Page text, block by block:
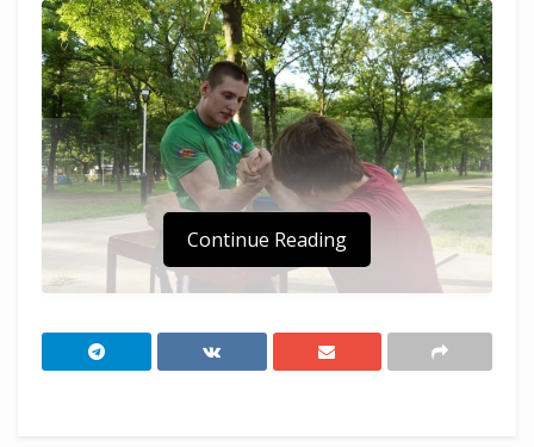
На 16 площадках Ейского городского парка
им.Ивана Поддубного развернулся фестиваль,
Continue Reading